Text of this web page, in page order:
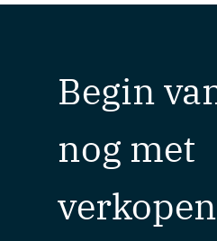
Begin
nog met